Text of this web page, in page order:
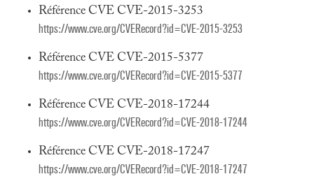
Référence CVE CVE-2015-3253
https://www.cve.org/CVERecord?id=CVE-2015-3253
Référence CVE CVE-2015-5377
https://www.cve.org/CVERecord?id=CVE-2015-5377
Référence CVE CVE-2018-17244
https://www.cve.org/CVERecord?id=CVE-2018-17244
Référence CVE CVE-2018-17247
https://www.cve.org/CVERecord?id=CVE-2018-17247